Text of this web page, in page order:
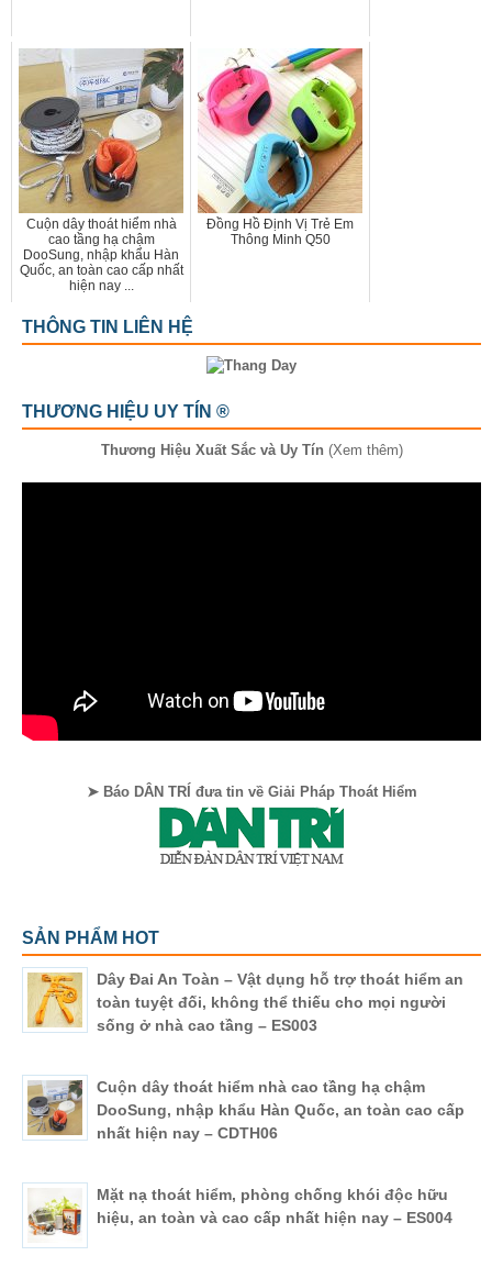
Cuộn dây thoát hiểm nhà
cao tầng hạ chậm
DooSung, nhập khẩu Hàn
Quốc, an toàn cao cấp nhất
hiện nay ...
Đồng Hồ Định Vị Trẻ Em
Thông Minh Q50
THÔNG TIN LIÊN HỆ
THƯƠNG HIỆU UY TÍN ®
Thương Hiệu Xuất Sắc và Uy Tín (Xem thêm)
➤ Báo DÂN TRÍ đưa tin về Giải Pháp Thoát Hiểm
SẢN PHẨM HOT
Dây Đai An Toàn – Vật dụng hỗ trợ thoát hiểm an
toàn tuyệt đối, không thể thiếu cho mọi người
sống ở nhà cao tầng – ES003
Cuộn dây thoát hiểm nhà cao tầng hạ chậm
DooSung, nhập khẩu Hàn Quốc, an toàn cao cấp
nhất hiện nay – CDTH06
Mặt nạ thoát hiểm, phòng chống khói độc hữu
hiệu, an toàn và cao cấp nhất hiện nay – ES004